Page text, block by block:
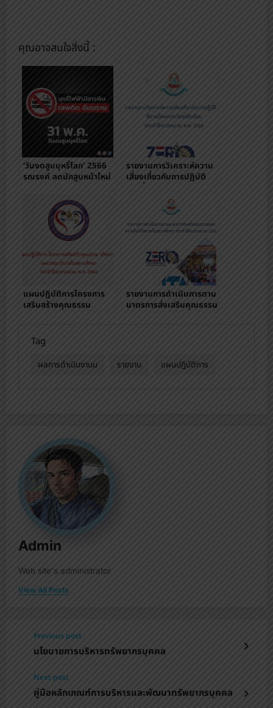
คุณอาจสนใจสิ่งนี้ :
‘วันงดสูบบุหรี่โลก’ 2566
รณรงค์ ลดนักสูบหน้าใหม่
รายงานการวิเคราะห์ความ
เสี่ยงเกี่ยวกับการปฏิบัติ
ทับซ้อน ประจำ
ปีงบประมาณ พ.ศ. 2566
แผนปฏิบัติการโครงการ
เสริมสร้างคุณธรรม
รายงานการดำเนินการตาม
มาตรการส่งเสริมคุณธรรม
Tag
ผลการดำเนินงานม รายงาน แผนปฏิบัติการ
Admin
Web site's administrator
View All Posts
Previous post
นโยบายการบริหารทรัพยากรบุคคล
Next post
คู่มือหลักเกณฑ์การบริหารและพัฒนาทรัพยากรบุคคล